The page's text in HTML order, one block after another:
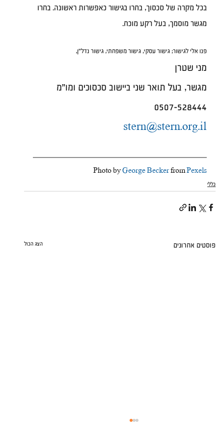
בכל מקרה של סכסוך, בחרו בגישור כאפשרות ראשונה. בחרו
מגשר מוסמך, בעל רקע מוכח.
פנו אלי לגישור; גישור עסקי, גישור משפחתי, גישור נדל"ן,
מני שטרן
מגשר, בעל תואר שני ביישוב סכסוכים ומו"מ
0507-528444
stern@stern.org.il
Photo by George Becker from Pexels
כללי
פוסטים אחרונים הצג הכול